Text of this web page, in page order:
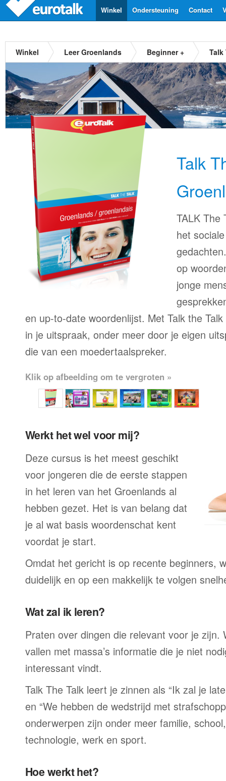
Contact
Ondersteuning
Winkel
Winkel Leer Groenlands Beginner + Talk
Talk
TALK The
het
op
jonge
en up-to-date woordenlijst. Met Talk the
in je uitspraak, onder meer door je eigen
die van een moedertaalspreker.
Klik op afbeelding om te vergroten »
Werkt het wel voor mij?
Deze cursus is het meest geschikt
voor jongeren die de eerste stappen
in het leren van het Groenlands al
hebben gezet. Het is van belang dat
je al wat basis woordenschat kent
voordat je start.
Omdat het gericht is op recente beginners,
duidelijk en op een makkelijk te volgen
Wat zal ik leren?
Praten over dingen die relevant voor je zijn.
vallen met massa’s informatie die je niet
interessant vindt.
Talk The Talk leert je zinnen als “Ik zal je
en “We hebben de wedstrijd met
onderwerpen zijn onder meer familie,
technologie, werk en sport.
Hoe werkt het?